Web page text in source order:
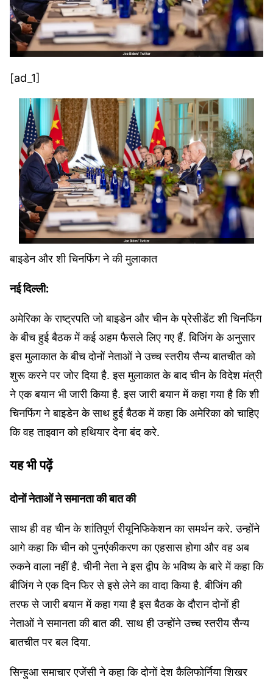
[ad_1]
बाइडेन और शी चिनफिंग ने की मुलाकात
नई दिल्ली:
अमेरिका के राष्ट्रपति जो बाइडेन और चीन के प्रेसीडेंट शी चिनफिंग
के बीच हुई बैठक में कई अहम फैसले लिए गए हैं. बिजिंग के अनुसार
इस मुलाकात के बीच दोनों नेताओं ने उच्च स्तरीय सैन्य बातचीत को
शुरू करने पर जोर दिया है. इस मुलाकात के बाद चीन के विदेश मंत्री
ने एक बयान भी जारी किया है. इस जारी बयान में कहा गया है कि शी
चिनफिंग ने बाइडेन के साथ हुई बैठक में कहा कि अमेरिका को चाहिए
कि वह ताइवान को हथियार देना बंद करे.
यह भी पढ़ें
दोनों नेताओं ने समानता की बात की
साथ ही वह चीन के शांतिपूर्ण रीयूनिफिकेशन का समर्थन करे. उन्होंने
आगे कहा कि चीन को पुनर्एकीकरण का एहसास होगा और वह अब
रुकने वाला नहीं है. चीनी नेता ने इस द्वीप के भविष्य के बारे में कहा कि
बीजिंग ने एक दिन फिर से इसे लेने का वादा किया है. बीजिंग की
तरफ से जारी बयान में कहा गया है इस बैठक के दौरान दोनों ही
नेताओं ने समानता की बात की. साथ ही उन्होंने उच्च स्तरीय सैन्य
बातचीत पर बल दिया.
सिन्हुआ समाचार एजेंसी ने कहा कि दोनों देश कैलिफोर्निया शिखर